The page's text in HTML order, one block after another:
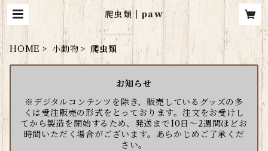
爬虫類 | paw
HOME 小動物 爬虫類
お知らせ
※デジタルコンテンツを除き、販売しているグッズの多
くは受注販売の形式をとっております。注文をお受けし
てから製造を開始するため、発送まで10日～2週間ほどお
時間いただく場合がございます。あらかじめご了承くだ
さい。